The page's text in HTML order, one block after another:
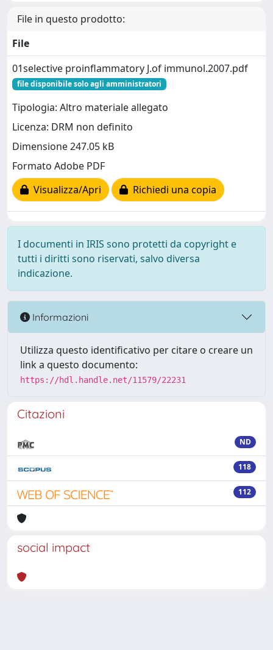
File in questo prodotto:
File
01selective proinflammatory J.of immunol.2007.pdf
file disponibile solo agli amministratori
Tipologia: Altro materiale allegato
Licenza: DRM non definito
Dimensione 247.05 kB
Formato Adobe PDF
Visualizza/Apri
Richiedi una copia
I documenti in IRIS sono protetti da copyright e
tutti i diritti sono riservati, salvo diversa
indicazione.
Informazioni
Utilizza questo identificativo per citare o creare un
link a questo documento:
https://hdl.handle.net/11579/22231
Citazioni
ND
118
112
social impact